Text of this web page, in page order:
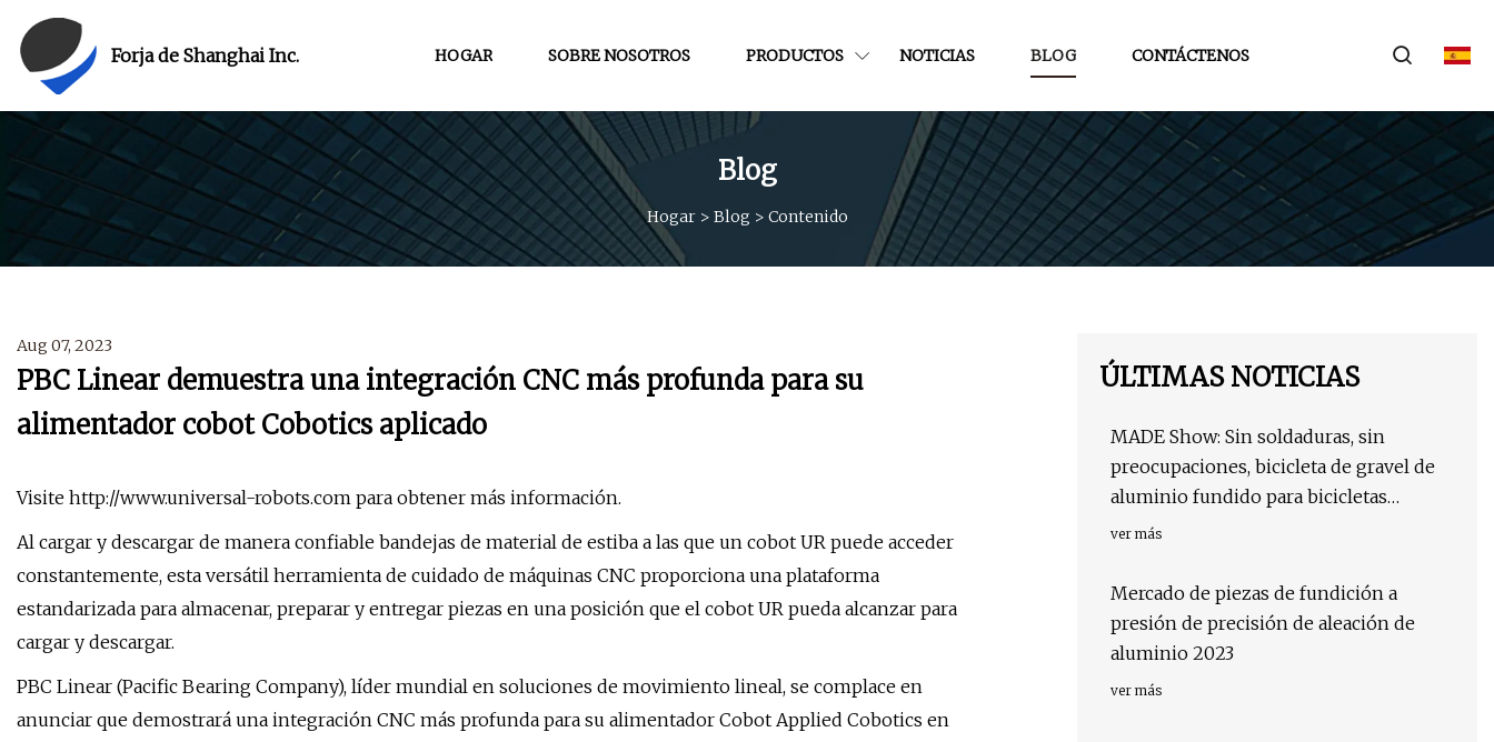
Forja de Shanghai Inc. HOGAR SOBRE NOSOTROS PRODUCTOS NOTICIAS BLOG CONTÁCTENOS
Blog
Hogar> Blog > Contenido
Aug 07, 2023
PBC Linear demuestra una integración CNC más profunda para su
alimentador cobot Cobotics aplicado
Visite http://www.universal-robots.com para obtener más información.
Al cargar y descargar de manera confiable bandejas de material de estiba a las que un cobot UR puede acceder
constantemente, esta versátil herramienta de cuidado de máquinas CNC proporciona una plataforma
estandarizada para almacenar, preparar y entregar piezas en una posición que el cobot UR pueda alcanzar para
cargar y descargar.
PBC Linear (Pacific Bearing Company), líder mundial en soluciones de movimiento lineal, se complace en
anunciar que demostrará una integración CNC más profunda para su alimentador Cobot Applied Cobotics en
ÚLTIMAS NOTICIAS
MADE Show: Sin soldaduras, sin
preocupaciones, bicicleta de gravel de
aluminio fundido para bicicletas
pesadas
ver más
Mercado de piezas de fundición a
presión de precisión de aleación de
aluminio 2023
ver más